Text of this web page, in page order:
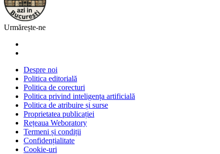
Urmărește-ne
Despre noi
Politica editorială
Politica de corecturi
Politica privind inteligența artificială
Politica de atribuire și surse
Proprietatea publicației
Rețeaua Weboratory
Termeni și condiții
Confidențialitate
Cookie-uri